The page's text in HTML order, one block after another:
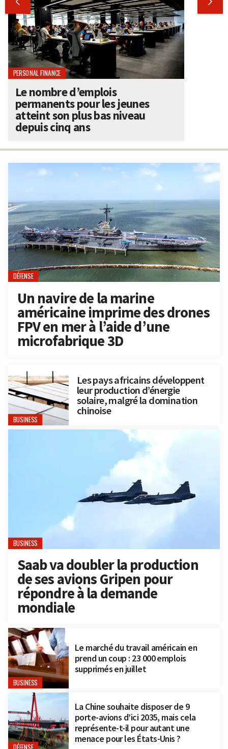
DÉFENSE
Un navire de la marine
américaine imprime des drones
FPV en mer à l’aide d’une
microfabrique 3D
BUSINESS
Les pays africains développent
leur production d’énergie
solaire, malgré la domination
chinoise
BUSINESS
Saab va doubler la production
de ses avions Gripen pour
répondre à la demande
mondiale
BUSINESS
Le marché du travail américain en
prend un coup : 23 000 emplois
supprimés en juillet
La Chine souhaite disposer de 9
porte-avions d’ici 2035, mais cela
représente-t-il pour autant une
menace pour les États-Unis ?
PERSONAL FINANCE
Le nombre d’emplois
permanents pour les jeunes
atteint son plus bas niveau
depuis cinq ans